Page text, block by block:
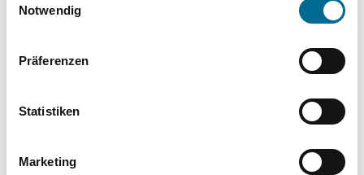
Cookies, wenn Sie unsere Webseite weiterhin nutzen.
Notwendig
Präferenzen
Statistiken
Marketing